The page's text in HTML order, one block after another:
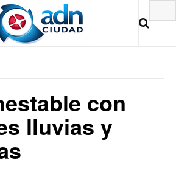
con
lluvias y